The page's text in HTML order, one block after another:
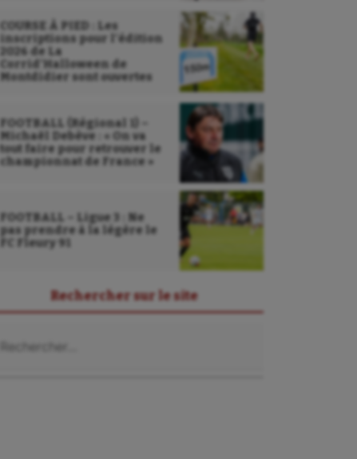
COURSE À PIED : Les
inscriptions pour l’édition
2026 de La
Corrid’Halloween de
Montdidier sont ouvertes
FOOTBALL (Régional 1) –
Michaël Debève : « On va
tout faire pour retrouver le
championnat de France »
FOOTBALL – Ligue 3 : Ne
pas prendre à la légère le
FC Fleury 91
Rechercher sur le site